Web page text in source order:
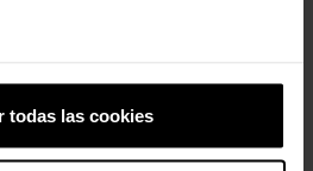
todas las cookies
de la misma